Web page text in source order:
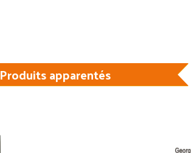
Produits apparentés